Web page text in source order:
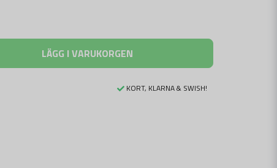
LÄGG I VARUKORGEN
KORT, KLARNA & SWISH!